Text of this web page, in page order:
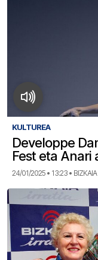
KULTUREA
Developpe
Fest eta Anari
24/01/2025 • 13:23 • BIZKAIA